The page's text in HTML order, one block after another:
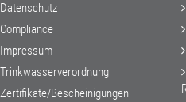
Datenschutz
Compliance
Impressum
Trinkwasserverordnung
Zertifikate/Bescheinigungen